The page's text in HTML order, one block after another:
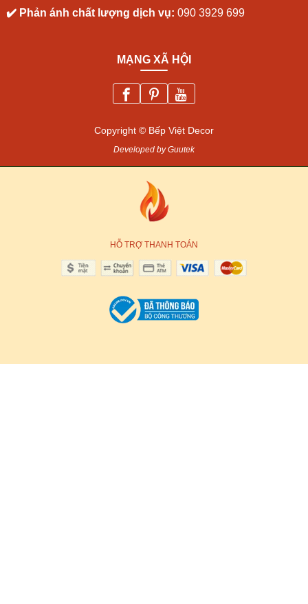
✔️ Phản ánh chất lượng dịch vụ: 090 3929 699
MẠNG XÃ HỘI
Copyright © Bếp Việt Decor
Developed by Guutek
HỖ TRỢ THANH TOÁN